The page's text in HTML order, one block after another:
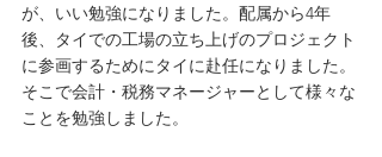
が、いい勉強になりました。配属から4年
後、タイでの工場の立ち上げのプロジェクト
に参画するためにタイに赴任になりました。
そこで会計・税務マネージャーとして様々な
ことを勉強しました。